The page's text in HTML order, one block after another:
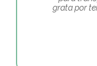
grata por